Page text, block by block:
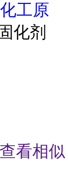
化工原
化剂
查看相似